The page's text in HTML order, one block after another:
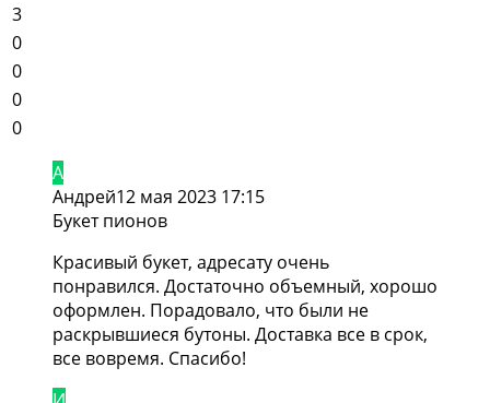
3
0
0
0
0
А
Андрей12 мая 2023 17:15
Букет пионов
Красивый букет, адресату очень
понравился. Достаточно объемный, хорошо
оформлен. Порадовало, что были не
раскрывшиеся бутоны. Доставка все в срок,
все вовремя. Спасибо!